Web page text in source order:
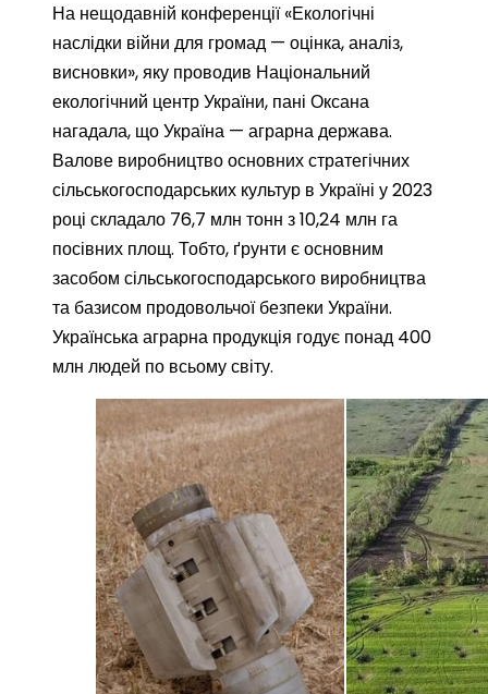
На нещодавній конференції «Екологічні
наслідки війни для громад — оцінка, аналіз,
висновки», яку проводив Національний
екологічний центр України, пані Оксана
нагадала, що Україна — аграрна держава.
Валове виробництво основних стратегічних
сільськогосподарських культур в Україні у 2023
році складало 76,7 млн тонн з 10,24 млн га
посівних площ. Тобто, ґрунти є основним
засобом сільськогосподарського виробництва
та базисом продовольчої безпеки України.
Українська аграрна продукція годує понад 400
млн людей по всьому світу.